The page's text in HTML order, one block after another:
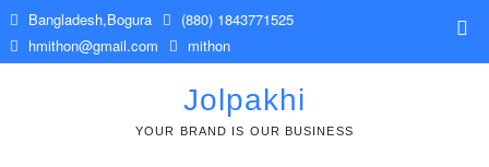
Skip
to
content
Bangladesh,Bogura
(880) 1843771525
hmithon@gmail.com
mithon
Jolpakhi
YOUR BRAND IS OUR BUSINESS